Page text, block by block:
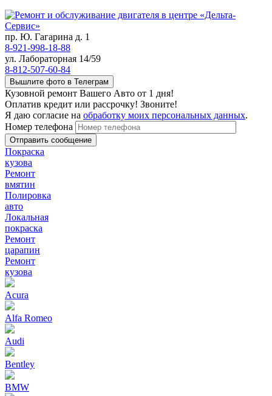
пр. Ю. Гагарина д. 1
8-921-998-18-88
ул. Лабораторная 14/59
8-812-507-60-84
Вышлите фото в Телеграм
Кузовной ремонт Вашего Авто от 1 дня!
Оплатив кредит или рассрочку! Звоните!
Я даю согласие на обработку моих персональных данных.
Номер телефона
Покраска
кузова
Ремонт
вмятин
Полировка
авто
Локальная
покраска
Ремонт
царапин
Ремонт
кузова
Acura
Alfa Romeo
Audi
Bentley
BMW